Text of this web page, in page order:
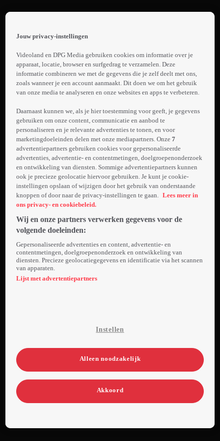
page
Lucky
Day
Trailer:
Your
Lucky
Een man koopt
in een
nachtwinkel een
lot en wint
daarmee de
jackpot van 156
miljoen dollar.
Een andere klant
handelt
impulsief en er
ontstaat een
gijzelingssituatie.
Iedereen wil het
lot bemachtigen
willen gaan.
Meer
info
Jouw privacy-instellingen
Videoland en DPG Media gebruiken cookies om informatie over je
apparaat, locatie, browser en surfgedrag te verzamelen. Deze
informatie combineren we met de gegevens die je zelf deelt met ons,
zoals wanneer je een account aanmaakt. Dit doen we om het gebruik
van onze media te analyseren en onze websites en apps te verbeteren.
Daarnaast kunnen we, als je hier toestemming voor geeft, je gegevens
gebruiken om onze content, communicatie en aanbod te
personaliseren en je relevante advertenties te tonen, en voor
marketingdoeleinden delen met onze mediapartners. Onze7
advertentiepartners gebruiken cookies voor gepersonaliseerde
advertenties, advertentie- en contentmetingen, doelgroepenonderzoek
en ontwikkeling van diensten. Sommige advertentiepartners kunnen
ook je precieze geolocatie hiervoor gebruiken. Je kunt je cookie-
instellingen opslaan of wijzigen door het gebruik van onderstaande
knoppen of door naar de privacy-instellingen te gaan. Lees meer in
ons privacy- en cookiebeleid.
Wij en onze partners verwerken gegevens voor de
volgende doeleinden:
Gepersonaliseerde advertenties en content, advertentie- en
contentmetingen, doelgroepenonderzoek en ontwikkeling van
diensten. Precieze geolocatiegegevens en identificatie via het scannen
van apparaten.
Lijst met advertentiepartners
Instellen
Alleen noodzakelijk
Akkoord